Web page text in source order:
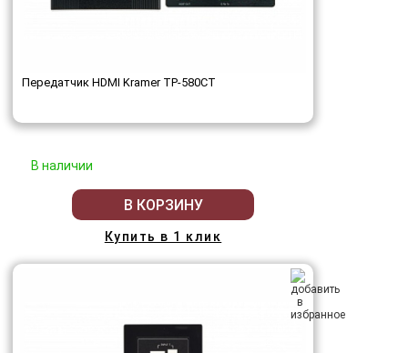
Передатчик HDMI Kramer TP-580CТ
В наличии
В КОРЗИНУ
Купить в 1 клик